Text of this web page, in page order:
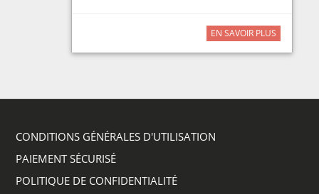
EN SAVOIR PLUS
CONDITIONS GÉNÉRALES D'UTILISATION
PAIEMENT SÉCURISÉ
POLITIQUE DE CONFIDENTIALITÉ